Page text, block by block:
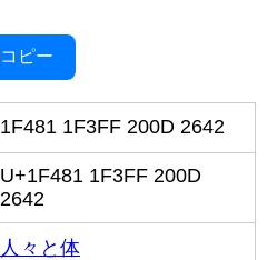
コピー
1F481 1F3FF 200D 2642
U+1F481 1F3FF 200D
2642
人々と体